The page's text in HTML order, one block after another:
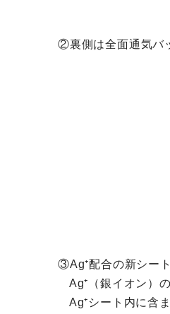
②裏側は全面通気バ
③Ag⁺配合の新シー
Ag⁺（銀イオン）
Ag⁺シート内に含